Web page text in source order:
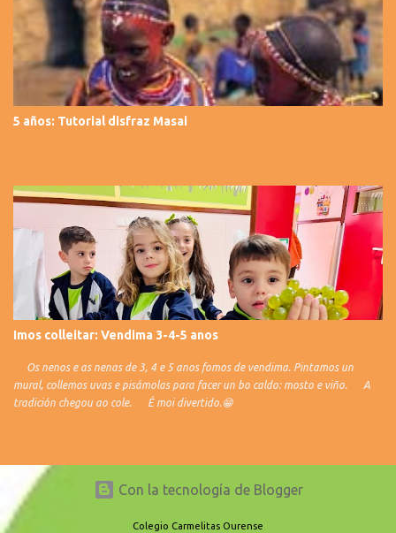
5 años: Tutorial disfraz Masai
Imos colleitar: Vendima 3-4-5 anos
Os nenos e as nenas de 3, 4 e 5 anos fomos de vendima. Pintamos un
mural, collemos uvas e pisámolas para facer un bo caldo: mosto e viño. A
tradición chegou ao cole. É moi divertido.😁
Con la tecnología de Blogger
Colegio Carmelitas Ourense